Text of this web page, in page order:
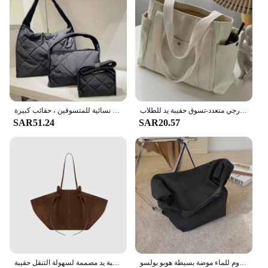
حقائب كروس مبطنة للنساء ، حقيبة كتف لينغي من النايلون ، حقائب يد بحزام عريض ، هوبوس مبطن ، حقائب يد نسائية للمتسوقين ، حقائب كبيرة
SAR51.24
حقيبة نسائية من القماش بسعة كبيرة بسحاب جيب خارجي متعدد-تسوق حقيبة يد للطلاب
SAR20.57
خريف/شتاء موضة جديدة من جلد الغزال خمر الجناح حقيبة سعة كبيرة واحدة حقيبة يد مصممة لسهولة التنقل حقيبة حقائب كبيرة من النايلون بلون نقي للنساء 2021 حقيبة تسوق كتف جديدة حقائب يد من القماش المقاوم للماء موضة بسيطة هوبو بولسو